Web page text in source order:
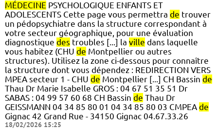
MÉDECINE PSYCHOLOGIQUE ENFANTS ET
ADOLESCENTS Cette page vous permettra de trouver
un pédopsychiatre dans la structure correspondant à
votre secteur géographique, pour une évaluation
diagnostique des troubles [...] la ville dans laquelle
vous habitez (CHU de Montpellier ou autres
structures). Utilisez la zone ci-dessous pour connaître
la structure dont vous dépendez : REDIRECTION VERS
MPEA secteur 1 - CHU de Montpellier [...] CH Bassin de
Thau Dr Marie Isabelle GROS : 04 67 51 35 51 Dr
SABAS : 04 99 57 60 68 CH Bassin de Thau Dr
GEISSMANN 04 34 85 80 01 04 34 85 80 03 CMPEA de
Gignac 42 Grand Rue - 34150 Gignac 04.67.33.26
18/02/2026 15:25